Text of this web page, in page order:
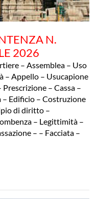
N.
2026
– Assemblea – Uso
– Appello – Usucapione
Prescrizione – Cassa –
– Edificio – Costruzione
di diritto –
– Legittimità –
– – Facciata –